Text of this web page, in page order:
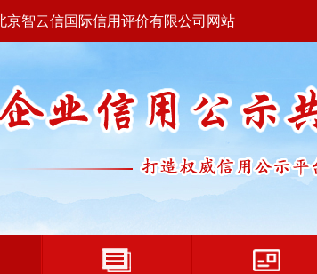
京智云信国际信用评价有限公司网站